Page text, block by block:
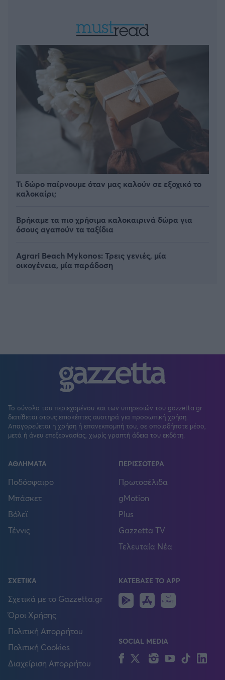
Τι δώρο παίρνουμε όταν μας καλούν σε εξοχικό το
καλοκαίρι;
Βρήκαμε τα πιο χρήσιμα καλοκαιρινά δώρα για
όσους αγαπούν τα ταξίδια
Agrari Beach Mykonos: Τρεις γενιές, μία
οικογένεια, μία παράδοση
Το σύνολο του περιεχομένου και των υπηρεσιών του gazzetta.gr
διατίθεται στους επισκέπτες αυστηρά για προσωπική χρήση.
Απαγορεύεται η χρήση ή επανεκπομπή του, σε οποιοδήποτε μέσο,
μετά ή άνευ επεξεργασίας, χωρίς γραπτή άδεια του εκδότη.
ΑΘΛΗΜΑΤΑ
Ποδόσφαιρο
Μπάσκετ
Βόλεϊ
Τέννις
ΠΕΡΙΣΣΟΤΕΡΑ
Πρωτοσέλιδα
gMotion
Plus
Gazzetta TV
Τελευταία Νέα
ΣΧΕΤΙΚΑ
Σχετικά με το Gazzetta.gr
Όροι Χρήσης
Πολιτική Απορρήτου
Πολιτική Cookies
Διαχείριση Απορρήτου
ΚΑΤΕΒΑΣΕ ΤΟ APP
Android
IOS
SOCIAL MEDIA
FacebookTwitterInstagram
YouTubeTikTok